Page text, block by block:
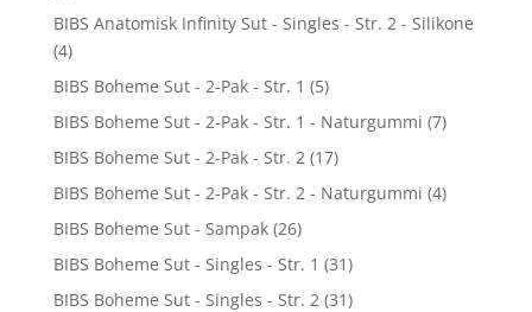
BIBS Anatomisk Infinity Sut - Singles - Str. 2 - Silikone
(4)
BIBS Boheme Sut - 2-Pak - Str. 1 (5)
BIBS Boheme Sut - 2-Pak - Str. 1 - Naturgummi (7)
BIBS Boheme Sut - 2-Pak - Str. 2 (17)
BIBS Boheme Sut - 2-Pak - Str. 2 - Naturgummi (4)
BIBS Boheme Sut - Sampak (26)
BIBS Boheme Sut - Singles - Str. 1 (31)
BIBS Boheme Sut - Singles - Str. 2 (31)